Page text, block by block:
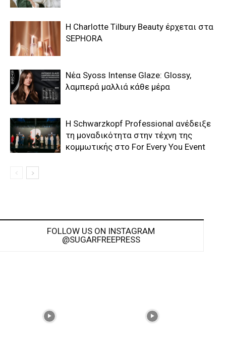
Η Charlotte Tilbury Beauty έρχεται στα
SEPHORA
Νέα Syoss Intense Glaze: Glossy,
λαμπερά μαλλιά κάθε μέρα
Η Schwarzkopf Professional ανέδειξε
τη μοναδικότητα στην τέχνη της
κομμωτικής στο For Every You Event
FOLLOW US ON INSTAGRAM
@SUGARFREEPRESS